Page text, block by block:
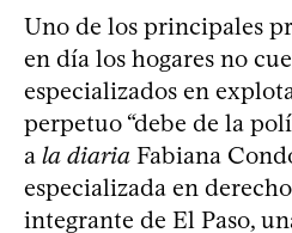
Uno de los principales
en día los hogares no
especializados en
perpetuo “debe de la
a la diaria Fabiana
especializada en
integrante de El Paso,